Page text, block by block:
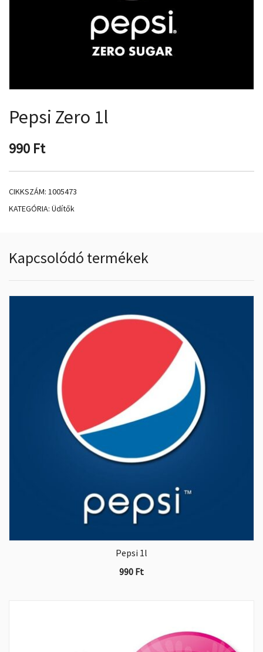
Pepsi Zero 1l
990 Ft
CIKKSZÁM: 1005473
KATEGÓRIA: Üdítők
Kapcsolódó termékek
Pepsi 1l
990 Ft